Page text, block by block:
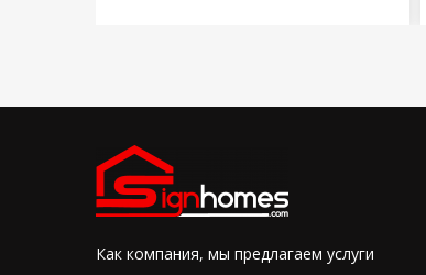
Как компания, мы предлагаем услуги